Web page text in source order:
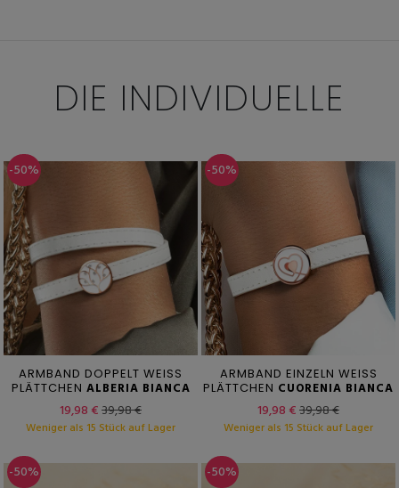
DIE INDIVIDUELLE
-50%
ARMBAND DOPPELT WEISS
PLÄTTCHEN ALBERIA BIANCA
19,98 €39,98 €
Weniger als 15 Stück auf Lager
-50%
ARMBAND EINZELN WEISS
PLÄTTCHEN CUORENIA BIANCA
19,98 €39,98 €
Weniger als 15 Stück auf Lager
-50% -50%